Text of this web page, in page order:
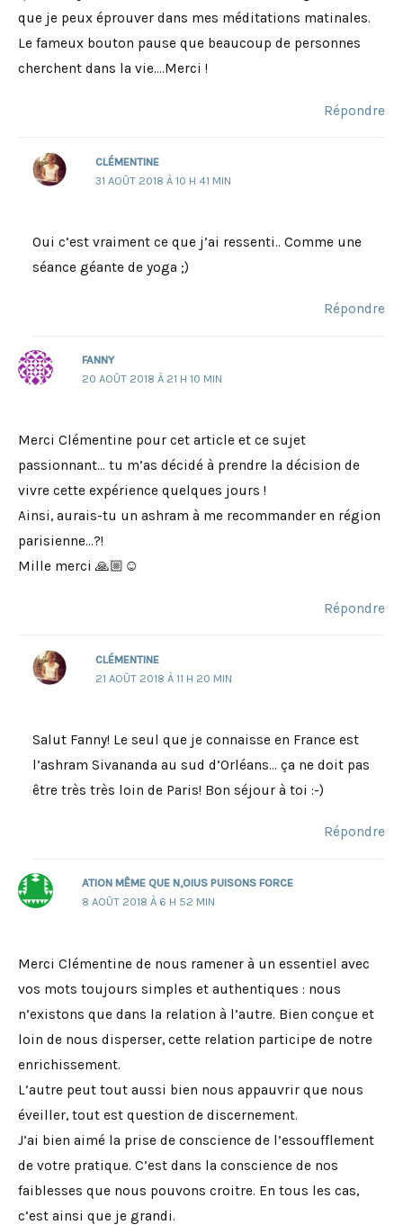
que je peux éprouver dans mes méditations matinales.
Le fameux bouton pause que beaucoup de personnes
cherchent dans la vie….Merci !
Répondre
CLÉMENTINE
31 AOÛT 2018 À 10 H 41 MIN
Oui c’est vraiment ce que j’ai ressenti.. Comme une
séance géante de yoga ;)
Répondre
FANNY
20 AOÛT 2018 À 21 H 10 MIN
Merci Clémentine pour cet article et ce sujet
passionnant… tu m’as décidé à prendre la décision de
vivre cette expérience quelques jours !
Ainsi, aurais-tu un ashram à me recommander en région
parisienne…?!
Mille merci 🙏🏼☺️
Répondre
CLÉMENTINE
21 AOÛT 2018 À 11 H 20 MIN
Salut Fanny! Le seul que je connaisse en France est
l’ashram Sivananda au sud d’Orléans… ça ne doit pas
être très très loin de Paris! Bon séjour à toi :-)
Répondre
ATION MÊME QUE N,OIUS PUISONS FORCE
8 AOÛT 2018 À 6 H 52 MIN
Merci Clémentine de nous ramener à un essentiel avec
vos mots toujours simples et authentiques : nous
n’existons que dans la relation à l’autre. Bien conçue et
loin de nous disperser, cette relation participe de notre
enrichissement.
L’autre peut tout aussi bien nous appauvrir que nous
éveiller, tout est question de discernement.
J’ai bien aimé la prise de conscience de l’essoufflement
de votre pratique. C’est dans la conscience de nos
faiblesses que nous pouvons croitre. En tous les cas,
c’est ainsi que je grandi.